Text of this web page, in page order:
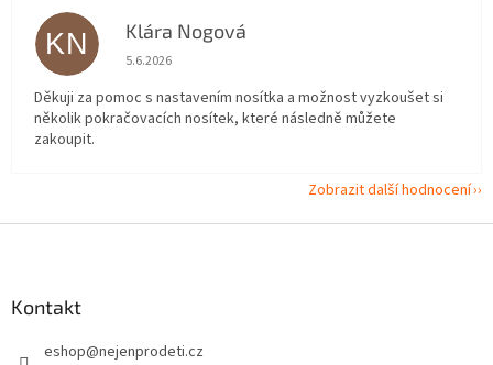
KN Klára Nogová
Hodnocení obchodu je 5 z 5 hvězdiček.
5.6.2026
Děkuji za pomoc s nastavením nosítka a možnost vyzkoušet si
několik pokračovacích nosítek, které následně můžete
zakoupit.
Zobrazit další hodnocení
Kontakt
eshop@nejenprodeti.cz